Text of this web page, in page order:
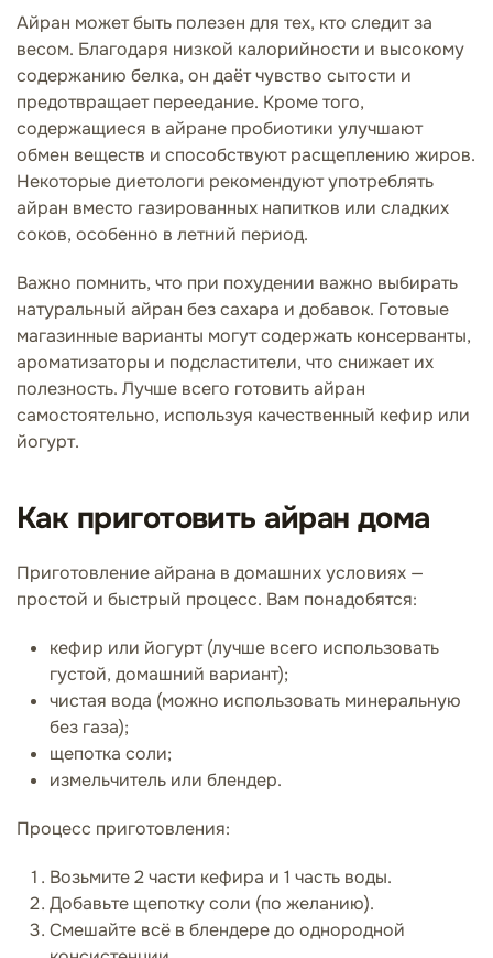
Айран может быть полезен для тех, кто следит за
весом. Благодаря низкой калорийности и высокому
содержанию белка, он даёт чувство сытости и
предотвращает переедание. Кроме того,
содержащиеся в айране пробиотики улучшают
обмен веществ и способствуют расщеплению жиров.
Некоторые диетологи рекомендуют употреблять
айран вместо газированных напитков или сладких
соков, особенно в летний период.
Важно помнить, что при похудении важно выбирать
натуральный айран без сахара и добавок. Готовые
магазинные варианты могут содержать консерванты,
ароматизаторы и подсластители, что снижает их
полезность. Лучше всего готовить айран
самостоятельно, используя качественный кефир или
йогурт.
Как приготовить айран дома
Приготовление айрана в домашних условиях —
простой и быстрый процесс. Вам понадобятся:
кефир или йогурт (лучше всего использовать
густой, домашний вариант);
чистая вода (можно использовать минеральную
без газа);
щепотка соли;
измельчитель или блендер.
Процесс приготовления:
Возьмите 2 части кефира и 1 часть воды.
Добавьте щепотку соли (по желанию).
Смешайте всё в блендере до однородной